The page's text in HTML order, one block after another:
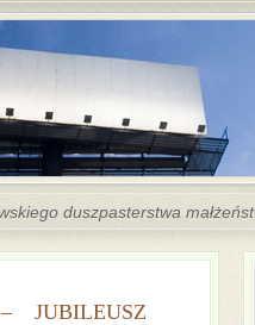
duszpasterstwa